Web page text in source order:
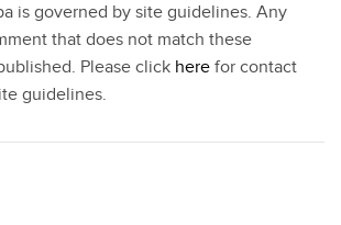
is governed by site guidelines. Any
that does not match these
Please click here for contact
guidelines.